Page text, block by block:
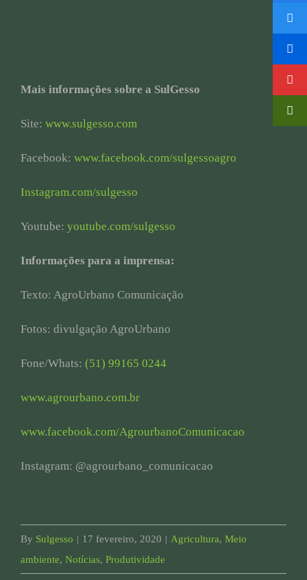
Mais informações sobre a SulGesso
Site: www.sulgesso.com
Facebook: www.facebook.com/sulgessoagro
Instagram.com/sulgesso
Youtube: youtube.com/sulgesso
Informações para a imprensa:
Texto: AgroUrbano Comunicação
Fotos: divulgação AgroUrbano
Fone/Whats: (51) 99165 0244
www.agrourbano.com.br
www.facebook.com/AgrourbanoComunicacao
Instagram: @agrourbano_comunicacao
By Sulgesso | 17 fevereiro, 2020 | Agricultura, Meio
ambiente, Notícias, Produtividade